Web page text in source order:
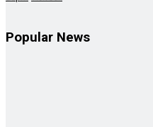
Popular News